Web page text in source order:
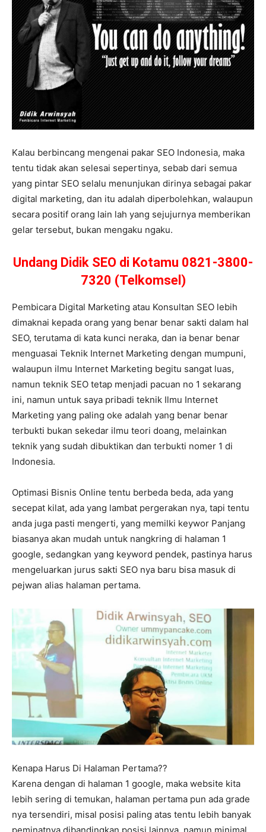
Kalau berbincang mengenai pakar SEO Indonesia, maka
tentu tidak akan selesai sepertinya, sebab dari semua
yang pintar SEO selalu menunjukan dirinya sebagai pakar
digital marketing, dan itu adalah diperbolehkan, walaupun
secara positif orang lain lah yang sejujurnya memberikan
gelar tersebut, bukan mengaku ngaku.
Undang Didik SEO di Kotamu 0821-3800-
7320 (Telkomsel)
Pembicara Digital Marketing atau Konsultan SEO lebih
dimaknai kepada orang yang benar benar sakti dalam hal
SEO, terutama di kata kunci neraka, dan ia benar benar
menguasai Teknik Internet Marketing dengan mumpuni,
walaupun ilmu Internet Marketing begitu sangat luas,
namun teknik SEO tetap menjadi pacuan no 1 sekarang
ini, namun untuk saya pribadi teknik Ilmu Internet
Marketing yang paling oke adalah yang benar benar
terbukti bukan sekedar ilmu teori doang, melainkan
teknik yang sudah dibuktikan dan terbukti nomer 1 di
Indonesia.
Optimasi Bisnis Online tentu berbeda beda, ada yang
secepat kilat, ada yang lambat pergerakan nya, tapi tentu
anda juga pasti mengerti, yang memilki keywor Panjang
biasanya akan mudah untuk nangkring di halaman 1
google, sedangkan yang keyword pendek, pastinya harus
mengeluarkan jurus sakti SEO nya baru bisa masuk di
pejwan alias halaman pertama.
Kenapa Harus Di Halaman Pertama??
Karena dengan di halaman 1 google, maka website kita
lebih sering di temukan, halaman pertama pun ada grade
nya tersendiri, misal posisi paling atas tentu lebih banyak